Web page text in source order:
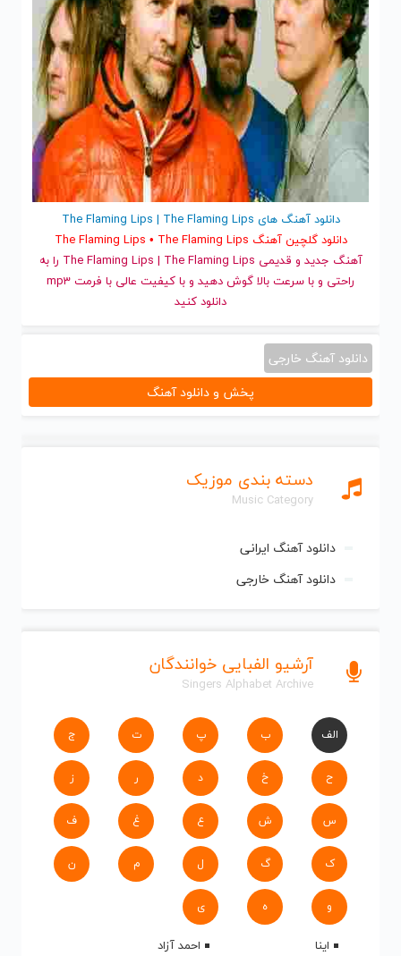
دسته بندی موزیک
Music Category
دانلود آهنگ ایرانی
دانلود آهنگ خارجی
آرشیو الفبایی خوانندگان
Singers Alphabet Archive
الف ب پ ت ج
ح خ د ر ز
س ش ع غ ف
ک گ ل م ن
و ه ی
اینا
احمد آزاد
دانلود آهنگ های The Flaming Lips | The Flaming Lips
دانلود گلچین آهنگ The Flaming Lips • The Flaming Lips
آهنگ جدید
و قدیمی The Flaming Lips | The Flaming Lips را به
راحتی و با سرعت بالا گوش دهید و با کیفیت عالی با فرمت mp3
دانلود کنید
دانلود آهنگ خارجی
پخش و دانلود آهنگ